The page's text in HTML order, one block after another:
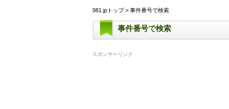
981.jpトップ> 事件番号で検索
事件番号で検索
スポンサーリンク